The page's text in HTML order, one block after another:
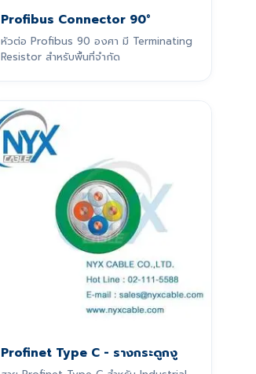
Profibus Connector 90°
หัวต่อ Profibus 90 องศา มี Terminating
Resistor สำหรับพื้นที่จำกัด
Profinet Type C - รางกระดูกงู